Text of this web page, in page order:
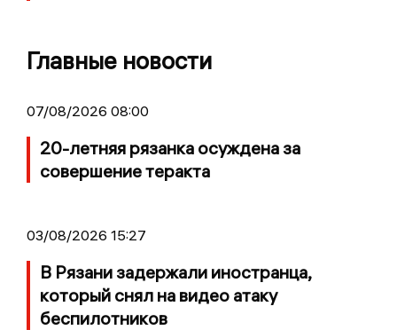
Главные новости
07/08/2026 08:00
20-летняя рязанка осуждена за
совершение теракта
03/08/2026 15:27
В Рязани задержали иностранца,
который снял на видео атаку
беспилотников